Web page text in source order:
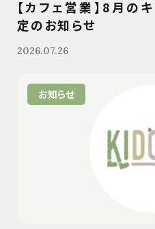
【カフェ営業】8月の
定のお知らせ
2026.07.26
お知らせ